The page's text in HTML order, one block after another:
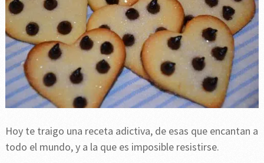
Hoy te traigo una receta adictiva, de esas que encantan a
todo el mundo, y a la que es imposible resistirse.